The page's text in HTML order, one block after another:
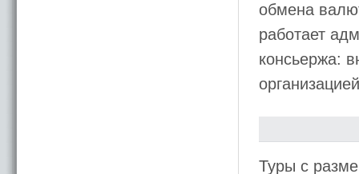
обмена
работает
консьержа:
Туры с